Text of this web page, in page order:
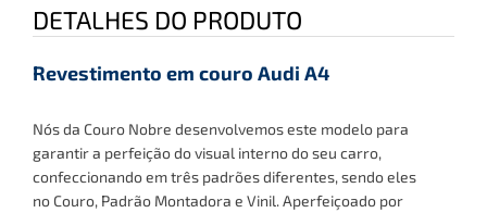
DETALHES DO PRODUTO
Revestimento em couro Audi A4
Nós da Couro Nobre desenvolvemos este modelo para
garantir a perfeição do visual interno do seu carro,
confeccionando em três padrões diferentes, sendo eles
no Couro, Padrão Montadora e Vinil. Aperfeiçoado por